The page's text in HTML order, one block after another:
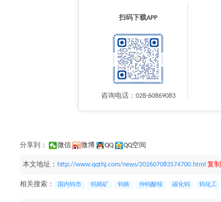
扫码下载APP
咨询电话：028-60869083
分享到： 微信 微博 QQ QQ空间
本文地址： http://www.qqthj.com/news/202607083574700.html 复
相关搜索： 国内钨市 钨精矿 钨铁 仲钨酸铵 碳化钨 钨化工